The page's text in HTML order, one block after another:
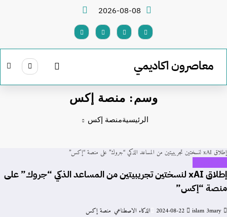
2026-08-08
معاصرون اكاديمي
وسم: منصة إكس
الرئيسيةمنصة إكس
إطلاق xAI لنسختين تجريبيتين من المساعد الذكي “جروك” على منصة “إكس”
إطلاق xAI لنسختين تجريبيتين من المساعد الذكي “جروك” على
منصة “إكس”
islam 3mary
2024-08-22 الذكاء الاصطناعي منصة إكس